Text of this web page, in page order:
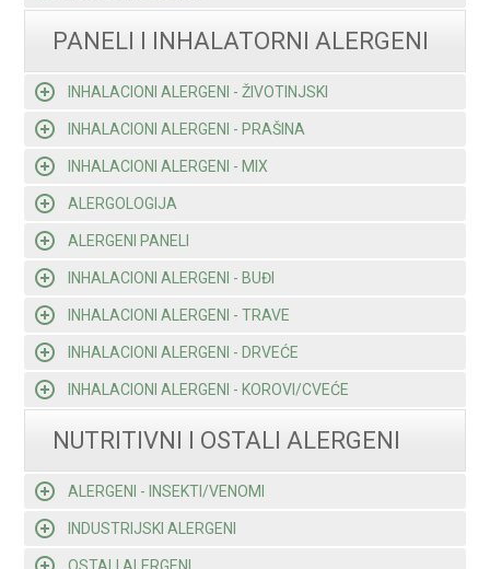
PANELI I INHALATORNI ALERGENI
INHALACIONI ALERGENI - ŽIVOTINJSKI
INHALACIONI ALERGENI - PRAŠINA
INHALACIONI ALERGENI - MIX
ALERGOLOGIJA
ALERGENI PANELI
INHALACIONI ALERGENI - BUĐI
INHALACIONI ALERGENI - TRAVE
INHALACIONI ALERGENI - DRVEĆE
INHALACIONI ALERGENI - KOROVI/CVEĆE
NUTRITIVNI I OSTALI ALERGENI
ALERGENI - INSEKTI/VENOMI
INDUSTRIJSKI ALERGENI